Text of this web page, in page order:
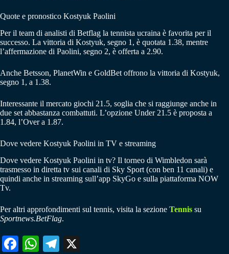
Quote e pronostico Kostyuk Paolini
Per il team di analisti di Betflag la tennista ucraina è favorita per il
successo. La vittoria di Kostyuk, segno 1, è quotata 1.38, mentre
l’affermazione di Paolini, segno 2, è offerta a 2.90.
Anche Betsson, PlanetWin e GoldBet offrono la vittoria di Kostyuk,
segno 1, a 1.38.
Interessante il mercato giochi 21.5, soglia che si raggiunge anche in
due set abbastanza combattuti. L’opzione Under 21.5 è proposta a
1.84, l’Over a 1.87.
Dove vedere Kostyuk Paolini in TV e streaming
Dove vedere Kostyuk Paolini in tv? Il torneo di Wimbledon sarà
trasmesso in diretta tv sui canali di Sky Sport (con ben 11 canali) e
quindi anche in streaming sull’app SkyGo e sulla piattaforma NOW
Tv.
Per altri approfondimenti sul tennis, visita la sezione Tennis su
Sportnews.BetFlag.
Fa W
Te